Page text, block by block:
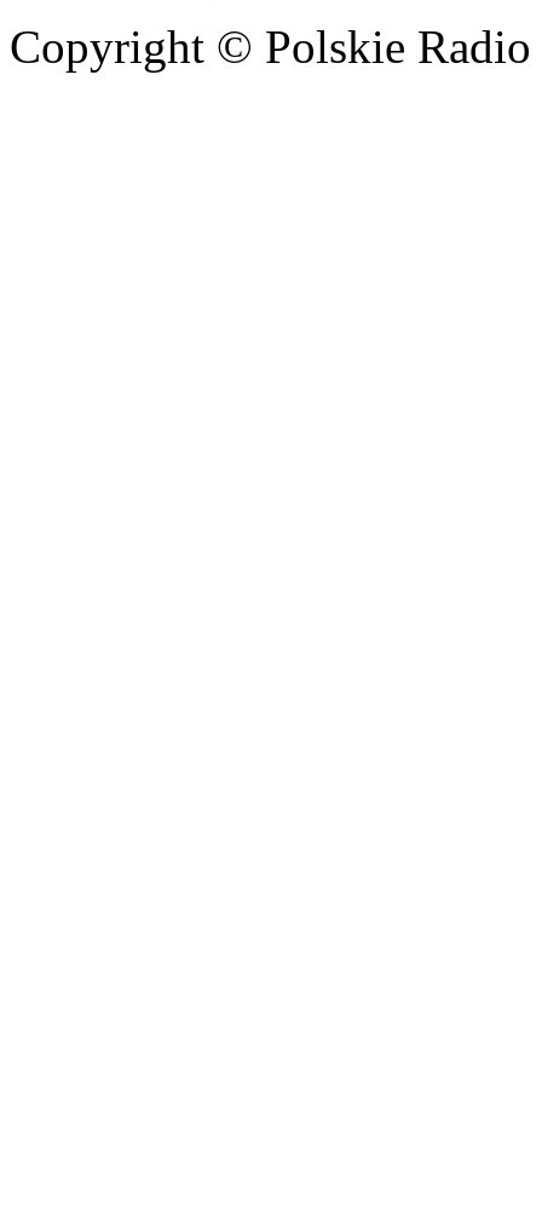
Copyright © Polskie